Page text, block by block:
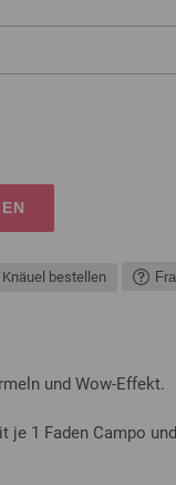
bestellen
und Wow-Effekt.
1 Faden Campo